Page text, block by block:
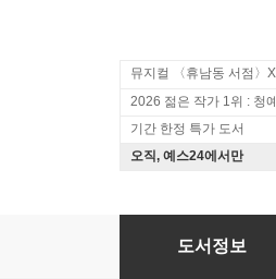
2026 젊은 작가 1위 : 청예
기간 한정 특가 도서
오직, 예스24에서만
도서정보